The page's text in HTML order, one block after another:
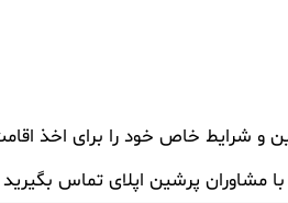
و شرایط خاص خود را برای اخذ
مشاوران پرشین اپلای تماس بگیرید